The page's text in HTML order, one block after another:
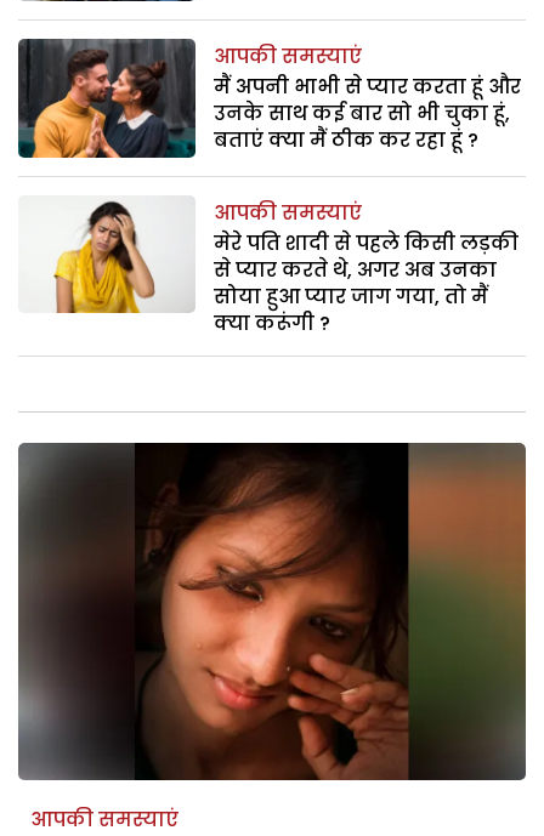
आपकी समस्याएं
मैं अपनी भाभी से प्यार करता हूं और
उनके साथ कई बार सो भी चुका हूं,
बताएं क्या मैं ठीक कर रहा हूं ?
आपकी समस्याएं
मेरे पति शादी से पहले किसी लड़की
से प्यार करते थे, अगर अब उनका
सोया हुआ प्यार जाग गया, तो मैं
क्या करूंगी ?
आपकी समस्याएं